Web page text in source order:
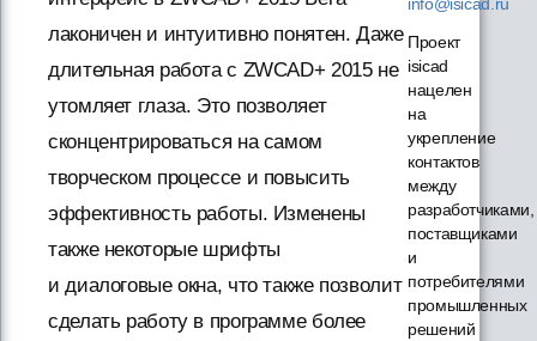
лаконичен и интуитивно понятен. Даже
длительная работа с ZWCAD+ 2015 не
утомляет глаза. Это позволяет
сконцентрироваться на самом
творческом процессе и повысить
эффективность работы. Изменены
также некоторые шрифты
и диалоговые окна, что также позволит
сделать работу в программе более
Проект
isicad
нацелен
на
укрепление
контактов
между
разработчиками,
поставщиками
и
потребителями
промышленных
решений